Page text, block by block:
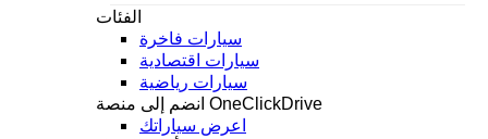
الفئات
سيارات فاخرة
سيارات اقتصادية
سيارات رياضية
انضم إلى منصة OneClickDrive
اعرض سياراتك